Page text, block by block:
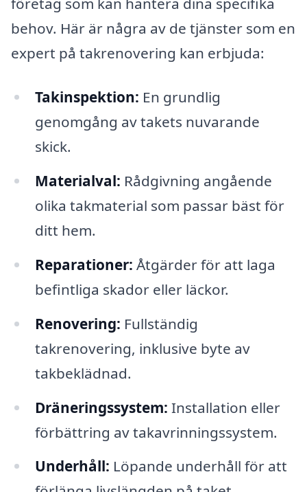
behov. Här är några av de tjänster som en
expert på takrenovering kan erbjuda:
Takinspektion: En grundlig
genomgång av takets nuvarande
skick.
Materialval: Rådgivning angående
olika takmaterial som passar bäst för
ditt hem.
Reparationer: Åtgärder för att laga
befintliga skador eller läckor.
Renovering: Fullständig
takrenovering, inklusive byte av
takbeklädnad.
Dräneringssystem: Installation eller
förbättring av takavrinningssystem.
Underhåll: Löpande underhåll för att